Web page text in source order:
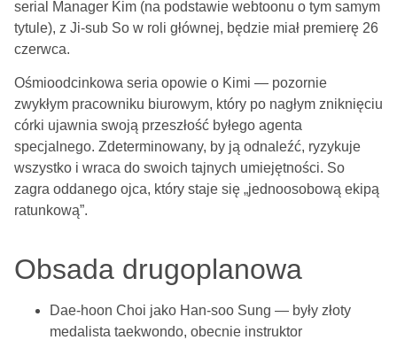
serial Manager Kim (na podstawie webtoonu o tym samym
tytule), z Ji-sub So w roli głównej, będzie miał premierę 26
czerwca.
Ośmioodcinkowa seria opowie o Kimi — pozornie
zwykłym pracowniku biurowym, który po nagłym zniknięciu
córki ujawnia swoją przeszłość byłego agenta
specjalnego. Zdeterminowany, by ją odnaleźć, ryzykuje
wszystko i wraca do swoich tajnych umiejętności. So
zagra oddanego ojca, który staje się „jednoosobową ekipą
ratunkową”.
Obsada drugoplanowa
Dae-hoon Choi jako Han-soo Sung — były złoty
medalista taekwondo, obecnie instruktor